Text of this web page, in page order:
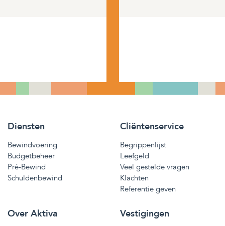
Diensten
Bewindvoering
Budgetbeheer
Pré-Bewind
Schuldenbewind
Cliëntenservice
Begrippenlijst
Leefgeld
Veel gestelde vragen
Klachten
Referentie geven
Over Aktiva Vestigingen